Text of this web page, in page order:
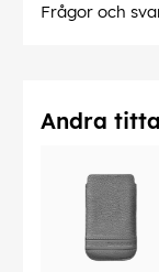
Frågor och
Andra